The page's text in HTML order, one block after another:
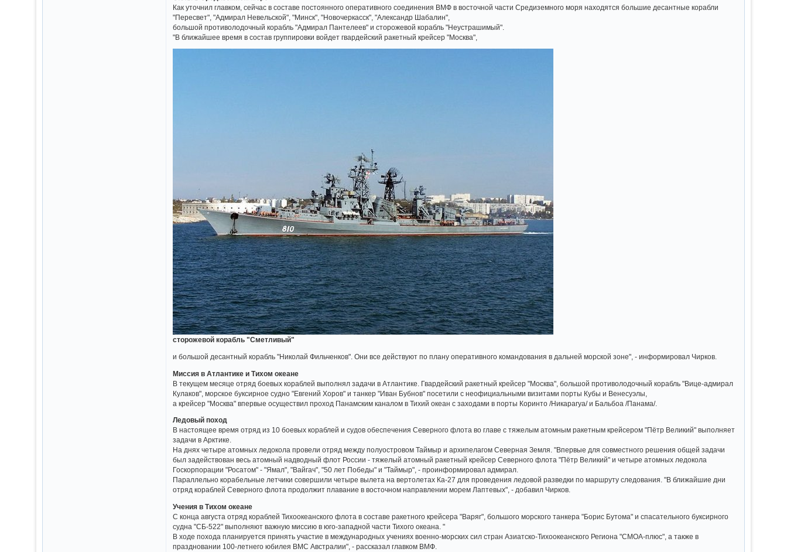
Как уточнил главком, сейчас в составе постоянного оперативного соединения ВМФ в восточной части Средиземного моря находятся большие десантные корабли
"Пересвет", "Адмирал Невельской", "Минск", "Новочеркасск", "Александр Шабалин",
большой противолодочный корабль "Адмирал Пантелеев" и сторожевой корабль "Неустрашимый".
"В ближайшее время в состав группировки войдет гвардейский ракетный крейсер "Москва",
сторожевой корабль "Сметливый"
и большой десантный корабль "Николай Фильченков". Они все действуют по плану оперативного командования в дальней морской зоне", - информировал Чирков.
Миссия в Атлантике и Тихом океане
В текущем месяце отряд боевых кораблей выполнял задачи в Атлантике. Гвардейский ракетный крейсер "Москва", большой противолодочный корабль "Вице-адмирал
Кулаков", морское буксирное судно "Евгений Хоров" и танкер "Иван Бубнов" посетили с неофициальными визитами порты Кубы и Венесуэлы,
а крейсер "Москва" впервые осуществил проход Панамским каналом в Тихий океан с заходами в порты Коринто /Никарагуа/ и Бальбоа /Панама/.
Ледовый поход
В настоящее время отряд из 10 боевых кораблей и судов обеспечения Северного флота во главе с тяжелым атомным ракетным крейсером "Пётр Великий" выполняет
задачи в Арктике.
На днях четыре атомных ледокола провели отряд между полуостровом Таймыр и архипелагом Северная Земля. "Впервые для совместного решения общей задачи
был задействован весь атомный надводный флот России - тяжелый атомный ракетный крейсер Северного флота "Пётр Великий" и четыре атомных ледокола
Госкорпорации "Росатом" - "Ямал", "Вайгач", "50 лет Победы" и "Таймыр", - проинформировал адмирал.
Параллельно корабельные летчики совершили четыре вылета на вертолетах Ка-27 для проведения ледовой разведки по маршруту следования. "В ближайшие дни
отряд кораблей Северного флота продолжит плавание в восточном направлении морем Лаптевых", - добавил Чирков.
Учения в Тихом океане
С конца августа отряд кораблей Тихоокеанского флота в составе ракетного крейсера "Варяг", большого морского танкера "Борис Бутома" и спасательного буксирного
судна "СБ-522" выполняют важную миссию в юго-западной части Тихого океана. "
В ходе похода планируется принять участие в международных учениях военно-морских сил стран Азиатско-Тихоокеанского Региона "СМОА-плюс", а также в
праздновании 100-летнего юбилея ВМС Австралии", - рассказал главком ВМФ.